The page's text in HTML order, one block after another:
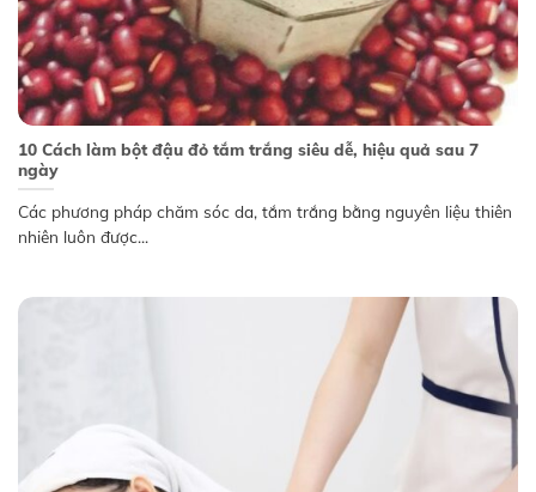
10 Cách làm bột đậu đỏ tắm trắng siêu dễ, hiệu quả sau 7
ngày
Các phương pháp chăm sóc da, tắm trắng bằng nguyên liệu thiên
nhiên luôn được...